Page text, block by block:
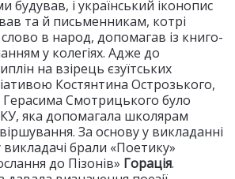
будував, і український іконопис
та й письменникам, котрі
слово в народ, допомагав із книго-
у колегіях. Адже до
на взірець єзуїтських
Костянтина Острозького,
Смотрицького було
яка допомагала школярам
За основу у викладанні
брали «Поетику»
до Пізонів» Горація.